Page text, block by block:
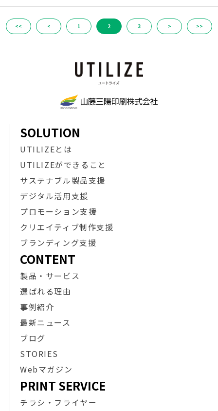
<< < 1 2 3 > >>
SOLUTION
UTILIZEとは
UTILIZEができること
サステナブル製品支援
デジタル活用支援
プロモーション支援
クリエイティブ制作支援
ブランディング支援
CONTENT
製品・サービス
選ばれる理由
事例紹介
最新ニュース
ブログ
STORIES
Webマガジン
PRINT SERVICE
チラシ・フライヤー